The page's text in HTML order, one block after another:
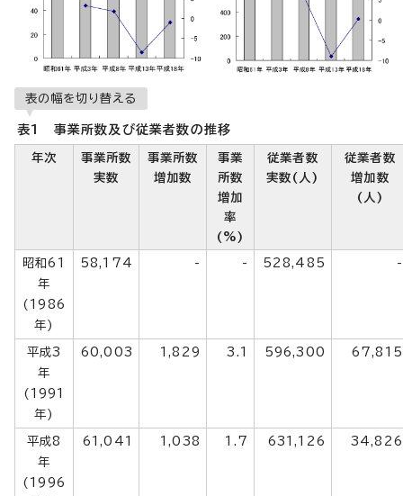
表の幅を切り替える
表1 事業所数及び従業者数の推移
年次
事業所数
実数
事業所数
増加数
事業
所数
増加
率
(%)
従業者数
実数(人)
従業者数
増加数
(人)
昭和61
年
(1986
年)
58,174 - - 528,485 -
平成3
年
(1991
年)
60,003 1,829 3.1 596,300 67,815
平成8
年
(1996
61,041 1,038 1.7 631,126 34,826